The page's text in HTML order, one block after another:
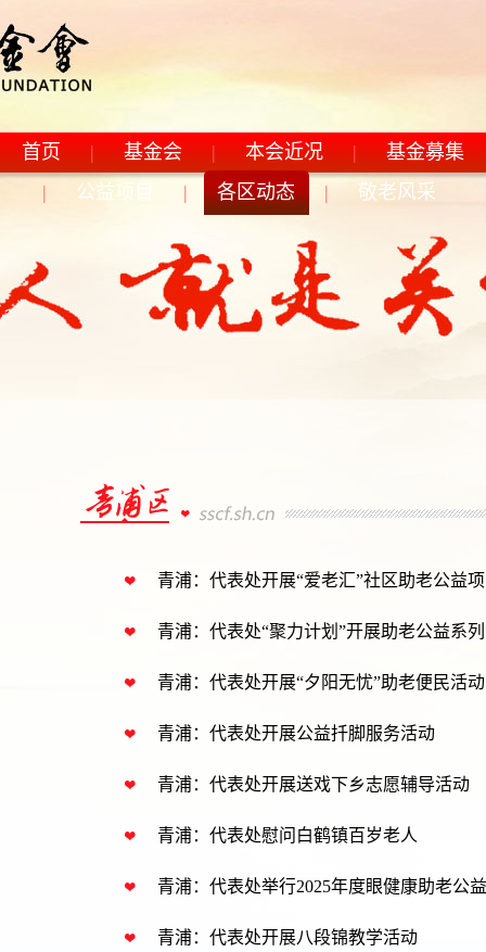
首页 | 基金会 | 本会近况 |
基金募集
|
公益项目 | 各区动态 | 敬老风采
青浦：代表处开展“爱老汇”社区助老公益
青浦：代表处“聚力计划”开展助老公益系
青浦：代表处开展“夕阳无忧”助老便民活动
青浦：代表处开展公益扦脚服务活动
青浦：代表处开展送戏下乡志愿辅导活动
青浦：代表处慰问白鹤镇百岁老人
青浦：代表处举行2025年度眼健康助老公
青浦：代表处开展八段锦教学活动